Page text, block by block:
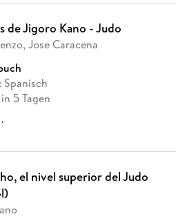
de Jigoro Kano - Judo
Jose Caracena
Spanisch
5 Tagen
*
el nivel superior del Judo